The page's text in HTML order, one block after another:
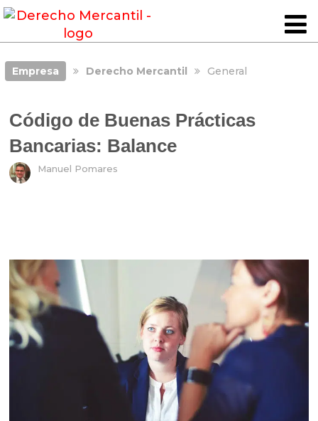
Empresa Derecho Mercantil General
Código de Buenas Prácticas
Bancarias: Balance
Manuel Pomares